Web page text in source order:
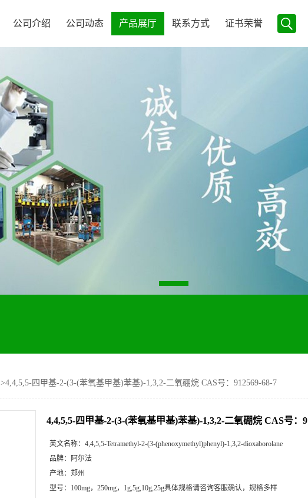
公司介绍 公司动态 产品展厅 联系方式 证书荣誉
>4,4,5,5-四甲基-2-(3-(苯氧基甲基)苯基)-1,3,2-二氧硼烷 CAS号：912569-68-7
4,4,5,5-四甲基-2-(3-(苯氧基甲基)苯基)-1,3,2-二氧硼烷 CAS号：
英文名称： 4,4,5,5-Tetramethyl-2-(3-(phenoxymethyl)phenyl)-1,3,2-dioxaborolane
品牌：
阿尔法
产地： 郑州
型号： 100mg，250mg，1g,5g,10g,25g具体规格请咨询客服确认，规格多样